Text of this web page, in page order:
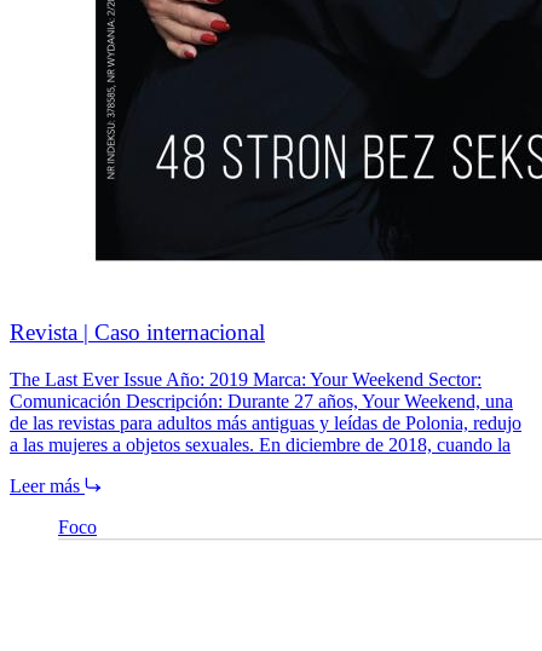
Revista | Caso internacional
The Last Ever Issue Año: 2019 Marca: Your Weekend Sector:
Comunicación Descripción: Durante 27 años, Your Weekend, una
de las revistas para adultos más antiguas y leídas de Polonia, redujo
a las mujeres a objetos sexuales. En diciembre de 2018, cuando la
Leer más
Foco